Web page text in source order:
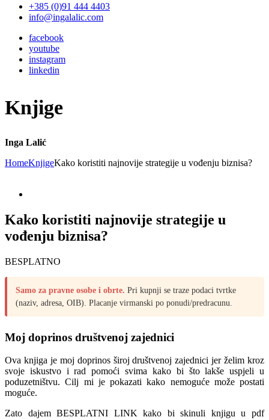
+385 (0)91 444 4403
info@ingalalic.com
facebook
youtube
instagram
linkedin
Knjige
Inga Lalić
HomeKnjigeKako koristiti najnovije strategije u vođenju biznisa?
Kako koristiti najnovije strategije u
vođenju biznisa?
BESPLATNO
Samo za pravne osobe i obrte. Pri kupnji se traze podaci tvrtke
(naziv, adresa, OIB). Placanje virmanski po ponudi/predracunu.
Moj doprinos društvenoj zajednici
Ova knjiga je moj doprinos široj društvenoj zajednici jer želim kroz
svoje iskustvo i rad pomoći svima kako bi što lakše uspjeli u
poduzetništvu. Cilj mi je pokazati kako nemoguće može postati
moguće.
Zato dajem BESPLATNI LINK kako bi skinuli knjigu u pdf